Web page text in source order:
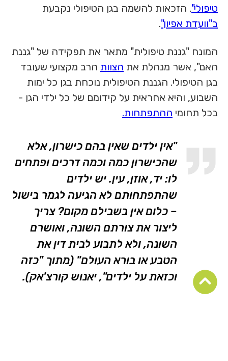
טיפולי". הזכאות להשמה בגן הטיפולי נקבעת
ב"וועדת אפיון".
המונח "גננת טיפולית" מתאר את תפקידה של "גננת
האם", אשר מנהלת את הצוות הרב מקצועי שעובד
בגן הטיפולי. הגננת הטיפולית נוכחת בגן כל ימות
השבוע, והיא אחראית על קידומם של כל ילדי הגן -
בכל תחומי ההתפתחות.
"אין ילדים שאין בהם כישרון, אלא
שהכישרון כמה וכמה דרכים ופתחים
לו: יד, אוזן, עין. יש ילדים
שהתפתחותם לא הגיעה לגמר בישול
– כלום אין בשבילם מקום? צריך
ליצור את צורתם השונה, ואושרם
השונה, ולא לתבוע לבית דין את
הטבע או בורא העולם" (מתוך "כזה
וכזאת על ילדים", יאנוש קורצ'אק).